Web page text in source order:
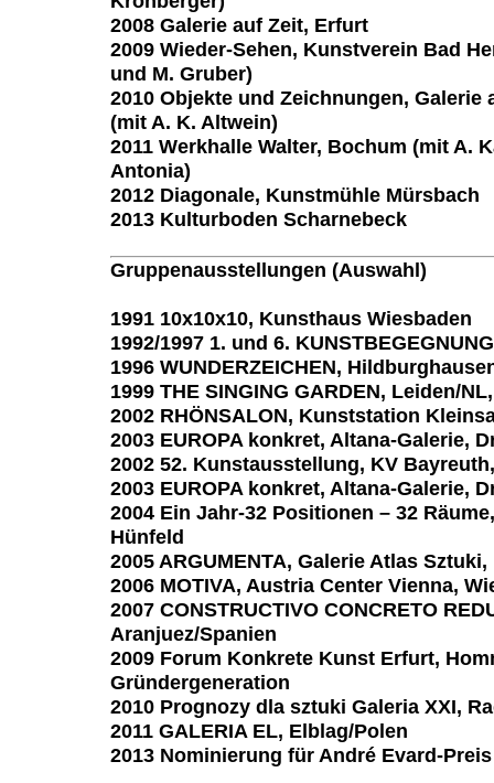
2008 Galerie auf Zeit, Erfurt
2009 Wieder-Sehen, Kunstverein Bad
und M. Gruber)
2010 Objekte und Zeichnungen, Galerie
(mit A. K. Altwein)
2011 Werkhalle Walter, Bochum (mit A.
Antonia)
2012 Diagonale, Kunstmühle Mürsbach
2013 Kulturboden Scharnebeck
Gruppenausstellungen (Auswahl)
1991 10x10x10, Kunsthaus Wiesbaden
1992/1997 1. und 6.
1996 WUNDERZEICHEN,
1999 THE SINGING GARDEN, Leiden/
2002 RHÖNSALON, Kunststation
2003 EUROPA konkret, Altana-Galerie,
2002 52. Kunstausstellung, KV
2003 EUROPA konkret, Altana-Galerie,
2004 Ein Jahr-32 Positionen – 32
Hünfeld
2005 ARGUMENTA, Galerie Atlas
2006 MOTIVA, Austria Center Vienna,
2007 CONSTRUCTIVO CONCRETO
Aranjuez/Spanien
2009 Forum Konkrete Kunst Erfurt,
Gründergeneration
2010 Prognozy dla sztuki Galeria XXI,
2011 GALERIA EL, Elblag/Polen
2013 Nominierung für André Evard-Preis